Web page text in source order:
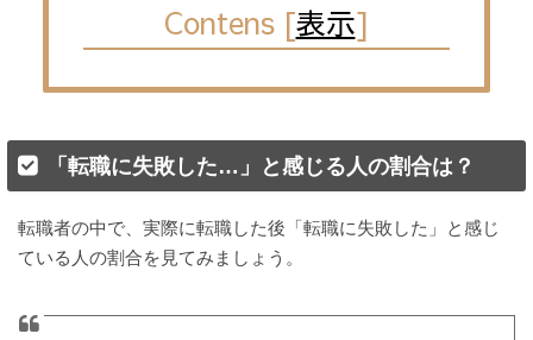
Contens [表示]
「転職に失敗した…」と感じる人の割合は？
転職者の中で、実際に転職した後「転職に失敗した」と感じ
ている人の割合を見てみましょう。